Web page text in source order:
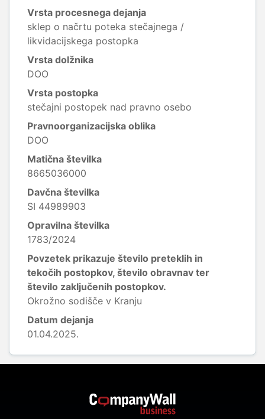
Vrsta procesnega dejanja
sklep o načrtu poteka stečajnega /
likvidacijskega postopka
Vrsta dolžnika
DOO
Vrsta postopka
stečajni postopek nad pravno osebo
Pravnoorganizacijska oblika
DOO
Matična številka
8665036000
Davčna številka
SI 44989903
Opravilna številka
1783/2024
Povzetek prikazuje število preteklih in
tekočih postopkov, število obravnav ter
število zaključenih postopkov.
Okrožno sodišče v Kranju
Datum dejanja
01.04.2025.